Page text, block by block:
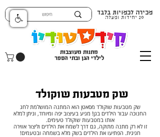
מתנות מעוצבות
לילדי הגן ובתי הספר
מכירה לכמויות בלבד
20 יחידות ומעלה
שק מטבעות שוקולד
שק מטבעות שוקולד מסאטן הוא המתנה המושלמת לחג
החנוכה עבור הילדים בגן! מגיע בעיצוב יפה ומיוחד, וניתן למלא
אותו במטבעות שוקולד טעימים.
זו לא רק מתנה מתוקה, גם דרך לשמח את הילדים וליצור אווירה
חגיגית. הפתיעו את הילדים בשק מלא בשמחה ובטעמים!